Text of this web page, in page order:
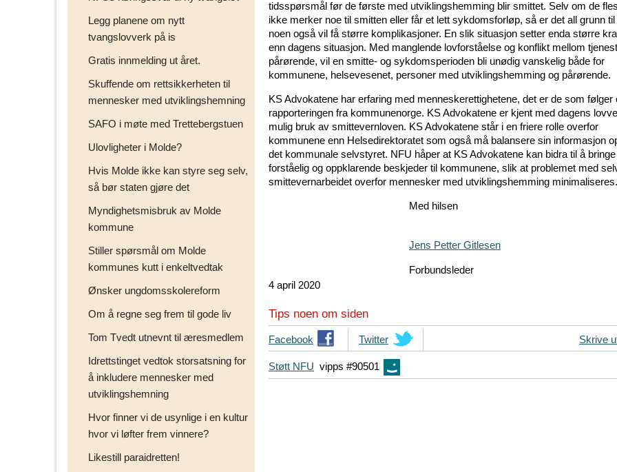
Legg planene om nytt
tvangslovverk på is
Gratis innmelding ut året.
Skuffende om rettsikkerheten til
mennesker med utviklingshemning
SAFO i møte med Trettebergstuen
Ulovligheter i Molde?
Hvis Molde ikke kan styre seg selv,
så bør staten gjøre det
Myndighetsmisbruk av Molde
kommune
Stiller spørsmål om Molde
kommunes kutt i enkeltvedtak
Ønsker ungdomsskolereform
Om å regne seg frem til gode liv
Tom Tvedt utnevnt til æresmedlem
Idrettstinget vedtok storsatsning for
å inkludere mennesker med
utviklingshemning
Hvor finner vi de usynlige i en kultur
hvor vi løfter frem vinnere?
Likestill paraidretten!
tidsspørsmål før de første med utviklingshemming blir smittet. Selv om de
ikke merker noe til smitten eller får et lett sykdomsforløp, så er det all grunn til
noen også vil få større komplikasjoner. En slik situasjon setter enda større
enn dagens situasjon. Med manglende lovforståelse og konflikt mellom
pårørende, vil en smitte- og sykdomsperioden bli unødig vanskelig både for
kommunene, helsevesenet, personer med utviklingshemming og pårørende.
KS Advokatene har erfaring med menneskerettighetene, det er de som følger
rapporteringen fra kommunenorge. KS Advokatene er kjent med dagens
mulig bruk av smittevernloven. KS Advokatene står i en friere rolle overfor
kommunene enn Helsedirektoratet som også må balansere sin informasjon
det kommunale selvstyret. NFU håper at KS Advokatene kan bidra til å
forståelig og oppklarende beskjeder til kommunene, slik at problemet med
smittevernarbeidet overfor mennesker med utviklingshemming minimaliseres.
Med hilsen
Jens Petter Gitlesen
Forbundsleder
4 april 2020
Tips noen om siden
T
i
p
Facebook
T
i
p
Twitter Skrive
Støtt NFU vipps #90501